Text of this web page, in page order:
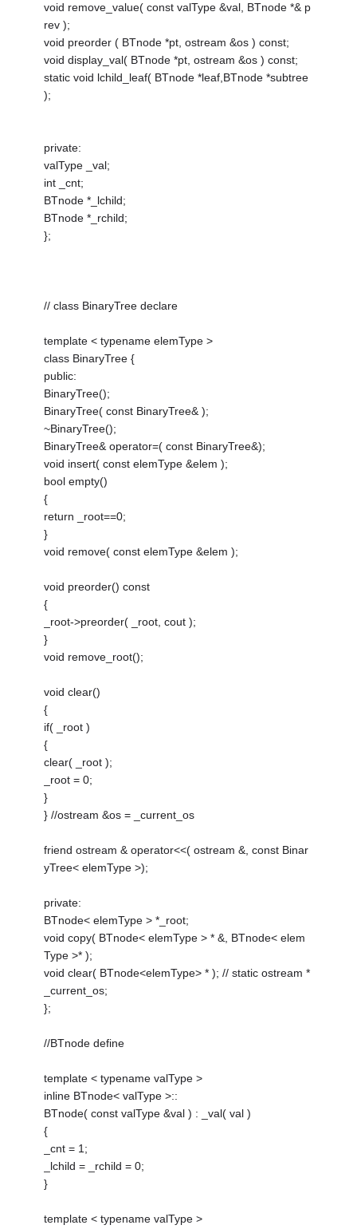
void remove_value( const valType &val, BTnode *& p
rev );
void preorder ( BTnode *pt, ostream &os ) const;
void display_val( BTnode *pt, ostream &os ) const;
static void lchild_leaf( BTnode *leaf,BTnode *subtree
);
private:
valType _val;
int _cnt;
BTnode *_lchild;
BTnode *_rchild;
};
// class BinaryTree declare
template < typename elemType >
class BinaryTree {
public:
BinaryTree();
BinaryTree( const BinaryTree& );
~BinaryTree();
BinaryTree& operator=( const BinaryTree&);
void insert( const elemType &elem );
bool empty()
{
return _root==0;
}
void remove( const elemType &elem );
void preorder() const
{
_root->preorder( _root, cout );
}
void remove_root();
void clear()
{
if( _root )
{
clear( _root );
_root = 0;
}
} //ostream &os = _current_os
friend ostream & operator<<( ostream &, const Binar
yTree< elemType >);
private:
BTnode< elemType > *_root;
void copy( BTnode< elemType > * &, BTnode< elem
Type >* );
void clear( BTnode<elemType> * ); // static ostream *
_current_os;
};
//BTnode define
template < typename valType >
inline BTnode< valType >::
BTnode( const valType &val ) : _val( val )
{
_cnt = 1;
_lchild = _rchild = 0;
}
template < typename valType >